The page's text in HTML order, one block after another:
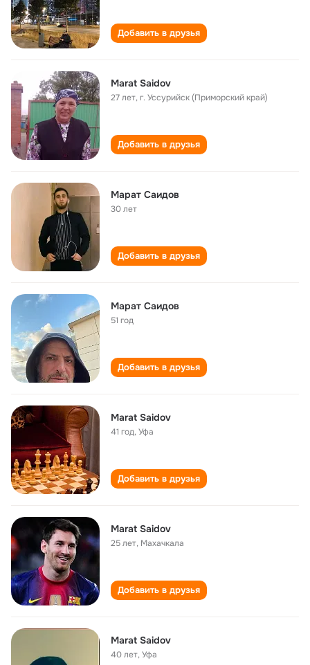
Добавить в друзья
Marat Saidov
27 лет,г. Уссурийск (Приморский край)
Добавить в друзья
Марат Саидов
30 лет
Добавить в друзья
Марат Саидов
51 год
Добавить в друзья
Marat Saidov
41 год,Уфа
Добавить в друзья
Marat Saidov
25 лет, Махачкала
Добавить в друзья
Marat Saidov
40 лет,Уфа